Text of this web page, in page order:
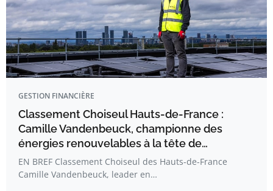
GESTION FINANCIÈRE
Classement Choiseul Hauts-de-France :
Camille Vandenbeuck, championne des
énergies renouvelables à la tête de…
EN BREF Classement Choiseul des Hauts-de-France
Camille Vandenbeuck, leader en…